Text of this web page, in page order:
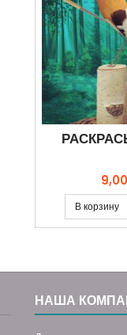
Цена
В корзину
НАША